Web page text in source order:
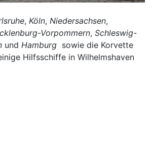
, Köln, Niedersachsen,
Vorpommern, Schleswig-
und Hamburg sowie die Korvette
Hilfsschiffe in Wilhelmshaven